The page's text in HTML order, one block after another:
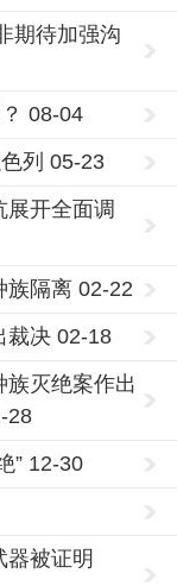
期待加强沟
08-04
列 05-23
开全面调
族隔离 02-22
裁决 02-18
灭绝案作出
28
” 12-30
被证明